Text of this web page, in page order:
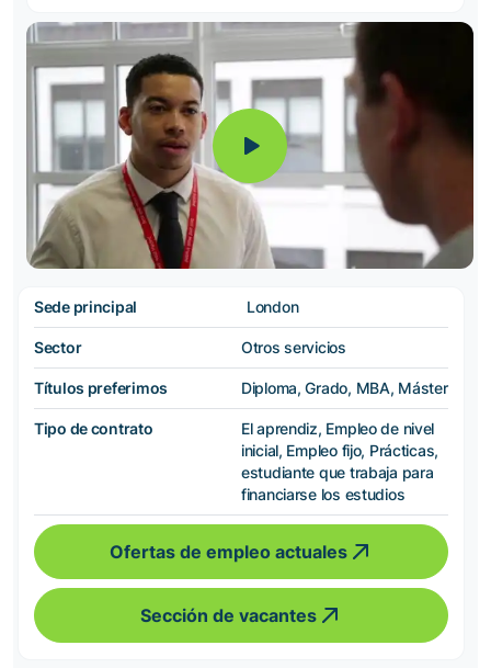
Sede principal London
Sector Otros servicios
Títulos preferimos Diploma, Grado, MBA, Máster
Tipo de contrato
El aprendiz, Empleo de nivel
inicial, Empleo fijo, Prácticas,
estudiante que trabaja para
financiarse los estudios
Ofertas de empleo actuales
Sección de vacantes